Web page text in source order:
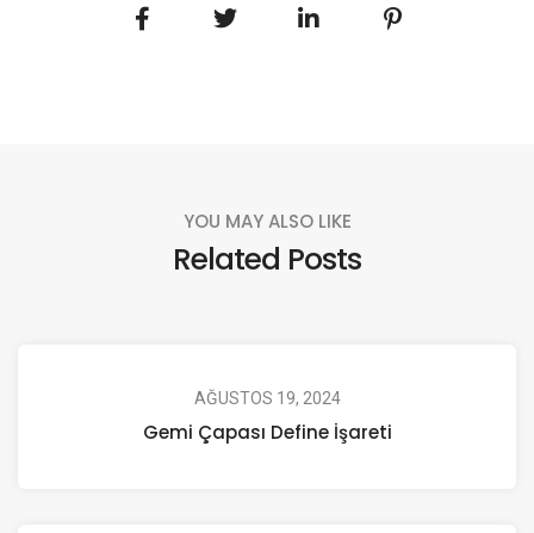
YOU MAY ALSO LIKE
Related Posts
AĞUSTOS 19, 2024
Gemi Çapası Define İşareti